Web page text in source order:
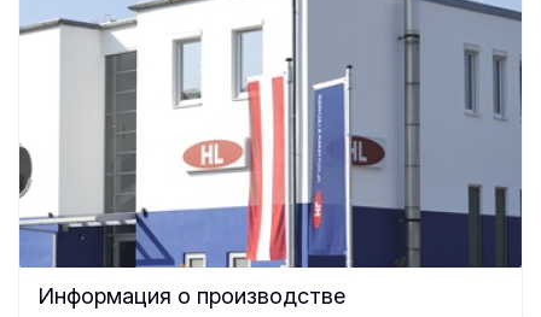
Информация о производстве